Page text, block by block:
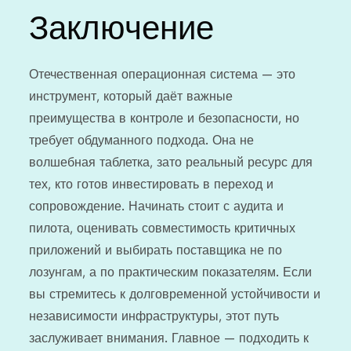
Заключение
Отечественная операционная система — это
инструмент, который даёт важные
преимущества в контроле и безопасности, но
требует обдуманного подхода. Она не
волшебная таблетка, зато реальный ресурс для
тех, кто готов инвестировать в переход и
сопровождение. Начинать стоит с аудита и
пилота, оценивать совместимость критичных
приложений и выбирать поставщика не по
лозунгам, а по практическим показателям. Если
вы стремитесь к долговременной устойчивости и
независимости инфраструктуры, этот путь
заслуживает внимания. Главное — подходить к